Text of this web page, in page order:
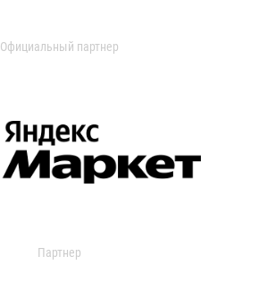
Официальный партнер
Партнер